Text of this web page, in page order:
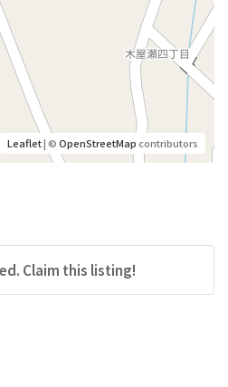
Leaflet| ©OpenStreetMapcontributors
Claim this listing!